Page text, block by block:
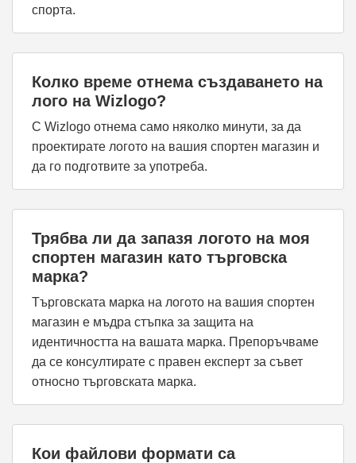
спорта.
Колко време отнема създаването на
лого на Wizlogo?
С Wizlogo отнема само няколко минути, за да
проектирате логото на вашия спортен магазин и
да го подготвите за употреба.
Трябва ли да запазя логото на моя
спортен магазин като търговска
марка?
Търговската марка на логото на вашия спортен
магазин е мъдра стъпка за защита на
идентичността на вашата марка. Препоръчваме
да се консултирате с правен експерт за съвет
относно търговската марка.
Кои файлови формати са